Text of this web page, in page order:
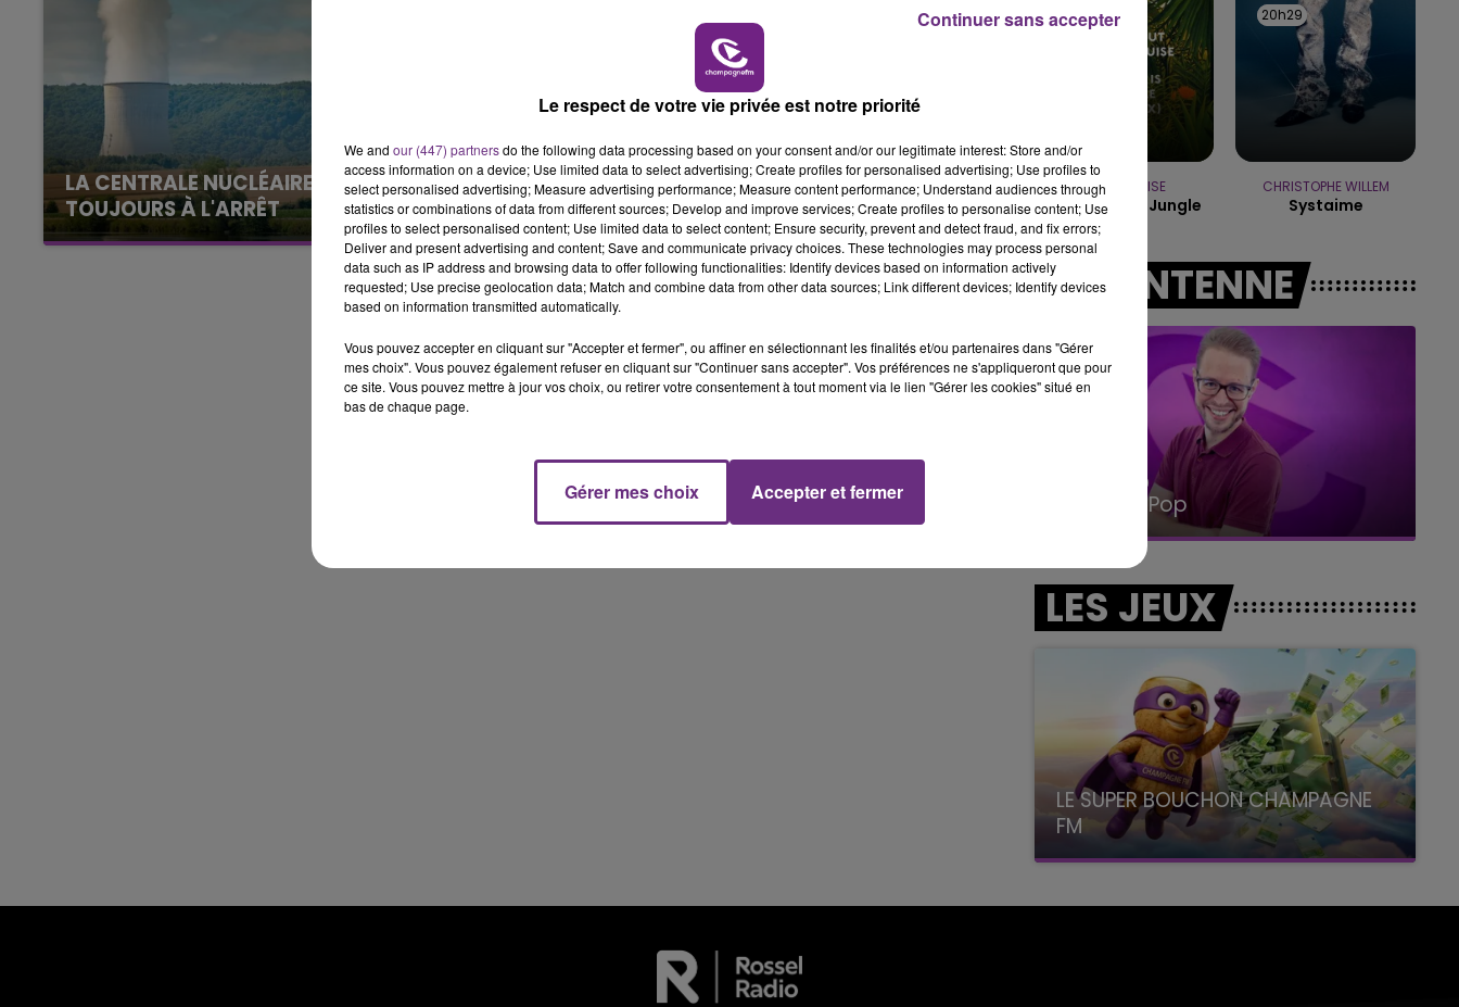
CHAMPAGNE FM
LA FAMILLE
10h00 - 14h00
LE TICKET DE CAISSE
LA CENTRALE NUCLÉAIRE DE CHOOZ
TOUJOURS À L'ARRÊT
Cela fait déjà une semaine que la centrale
nucléaire ardennaise est à l'arrêt. Une situation
justifiée par la sécheresse intense qui est
LE MAGASIN JOUÉCLUB DE REIMS FERME
SES PORTES
C'était l'une des institutions du centre-ville
rémois. Le magasin JouéClub est contraint de
fermer ses portes.
20h32
20h32
EMMA LOUISE
My Head Is A Jungle
20h29
20h29
CHRISTOPHE WILLEM
Systaime
A L'ANTENNE
10h00 - 14h00
LE TICKET DE CAISSE
14h00 - 15h00
La Radio Pop
LES JEUX
LE SUPER BOUCHON CHAMPAGNE
FM
avec La Famille Champagne FM, à 8H10
Le respect de votre vie privée est notre priorité
We and our (447) partnersdo the following data processing based on your consent and/or our legitimate interest: Store and/or
access information on a device; Use limited data to select advertising; Create profiles for personalised advertising; Use profiles to
select personalised advertising; Measure advertising performance; Measure content performance; Understand audiences through
statistics or combinations of data from different sources; Develop and improve services; Create profiles to personalise content; Use
profiles to select personalised content; Use limited data to select content; Ensure security, prevent and detect fraud, and fix errors;
Deliver and present advertising and content; Save and communicate privacy choices. These technologies may process personal
data such as IP address and browsing data to offer following functionalities: Identify devices based on information actively
requested; Use precise geolocation data; Match and combine data from other data sources; Link different devices; Identify devices
based on information transmitted automatically.
Vous pouvez accepter en cliquant sur "Accepter et fermer", ou affiner en sélectionnant les finalités et/ou partenaires dans "Gérer
mes choix". Vous pouvez également refuser en cliquant sur "Continuer sans accepter". Vos préférences ne s'appliqueront que pour
ce site. Vous pouvez mettre à jour vos choix, ou retirer votre consentement à tout moment via le lien "Gérer les cookies" situé en
bas de chaque page.
Gérer mes choix Accepter et fermer
Continuer sans accepter